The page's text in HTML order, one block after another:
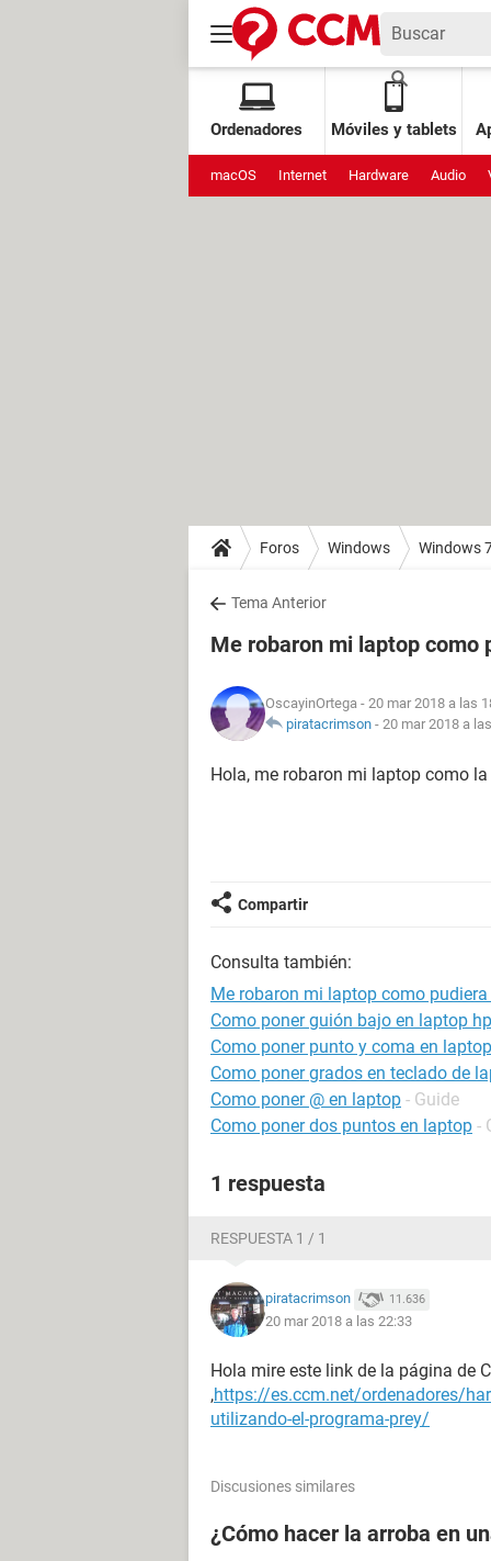
Ordenadores Móviles y tablets
macOS Internet Hardware Audio
Foros Windows Windows
Tema Anterior
Me robaron mi laptop como
OscayinOrtega - 20 mar 2018 a las
piratacrimson - 20 mar 2018 a
Hola, me robaron mi laptop como
Compartir
Consulta también:
Me robaron mi laptop como
Como poner guión bajo en laptop hp
Como poner punto y coma en laptop
Como poner grados en teclado de
Como poner @ en laptop - Guide
Como poner dos puntos en laptop -
1 respuesta
RESPUESTA 1 / 1
piratacrimson 11.636
20 mar 2018 a las 22:33
Hola mire este link de la página de
,https://es.ccm.net/ordenadores/
utilizando-el-programa-prey/
Discusiones similares
¿Cómo hacer la arroba en